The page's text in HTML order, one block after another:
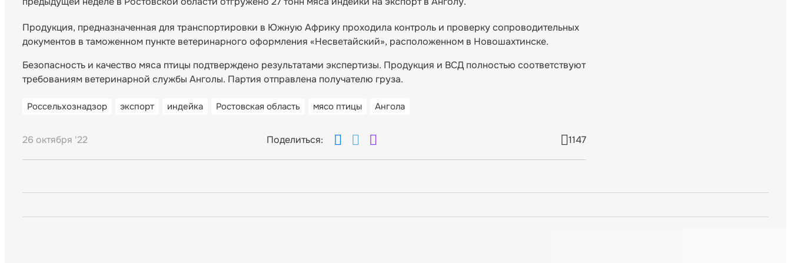
Продукция, предназначенная для транспортировки в Южную Африку проходила контроль и проверку сопроводительных
документов в таможенном пункте ветеринарного оформления «Несветайский», расположенном в Новошахтинске.
Безопасность и качество мяса птицы подтверждено результатами экспертизы. Продукция и ВСД полностью соответствуют
требованиям ветеринарной службы Анголы. Партия отправлена получателю груза.
Россельхознадзор экспорт индейка Ростовская область мясо птицы Ангола
26 октября '22 Поделиться: 1147